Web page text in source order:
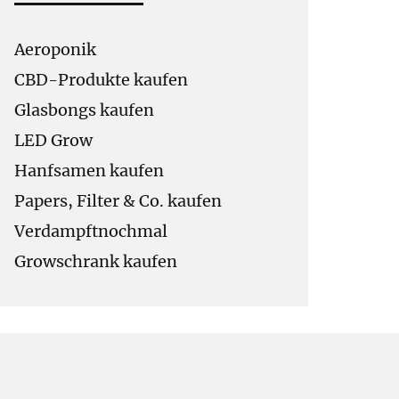
Aeroponik
CBD-Produkte kaufen
Glasbongs kaufen
LED Grow
Hanfsamen kaufen
Papers, Filter & Co. kaufen
Verdampftnochmal
Growschrank kaufen